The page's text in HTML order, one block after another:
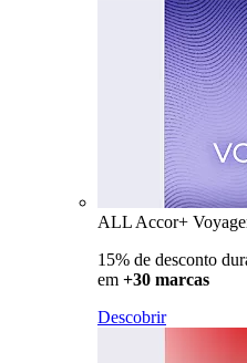
ALL Accor+
15% de desconto
em +30 marcas
Descobrir